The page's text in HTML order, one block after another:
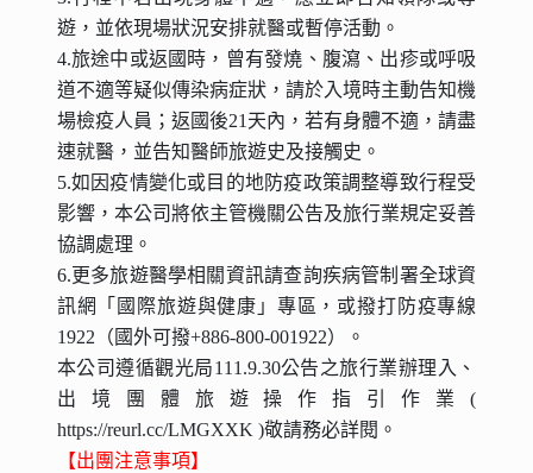
遊，並依現場狀況安排就醫或暫停活動。
4.旅途中或返國時，曾有發燒、腹瀉、出疹或呼吸
道不適等疑似傳染病症狀，請於入境時主動告知機
場檢疫人員；返國後21天內，若有身體不適，請盡
速就醫，並告知醫師旅遊史及接觸史。
5.如因疫情變化或目的地防疫政策調整導致行程受
影響，本公司將依主管機關公告及旅行業規定妥善
協調處理。
6.更多旅遊醫學相關資訊請查詢疾病管制署全球資
訊網「國際旅遊與健康」專區，或撥打防疫專線
1922（國外可撥+886-800-001922）。
本公司遵循觀光局111.9.30公告之旅行業辦理入、
出境團體旅遊操作指引作業(
https://reurl.cc/LMGXXK )敬請務必詳閱。
【出團注意事項】